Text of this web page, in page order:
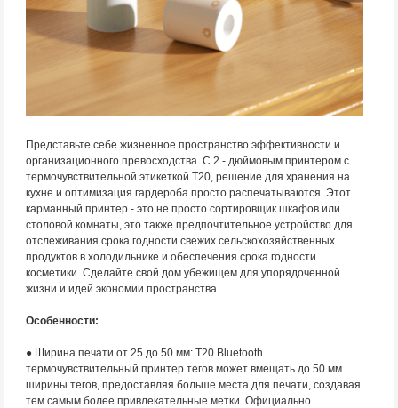
Представьте себе жизненное пространство эффективности и
организационного превосходства. С 2 - дюймовым принтером с
термочувствительной этикеткой T20, решение для хранения на
кухне и оптимизация гардероба просто распечатываются. Этот
карманный принтер - это не просто сортировщик шкафов или
столовой комнаты, это также предпочтительное устройство для
отслеживания срока годности свежих сельскохозяйственных
продуктов в холодильнике и обеспечения срока годности
косметики. Сделайте свой дом убежищем для упорядоченной
жизни и идей экономии пространства.
Особенности:
● Ширина печати от 25 до 50 мм: T20 Bluetooth
термочувствительный принтер тегов может вмещать до 50 мм
ширины тегов, предоставляя больше места для печати, создавая
тем самым более привлекательные метки. Официально